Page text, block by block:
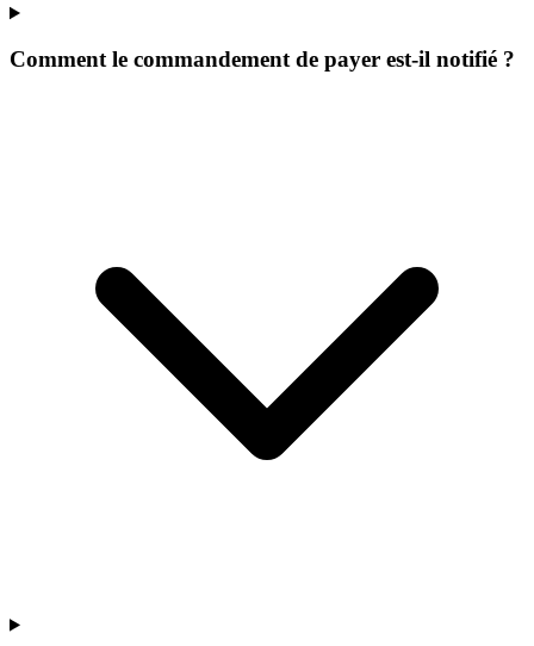
Comment le commandement de payer est-il notifié ?